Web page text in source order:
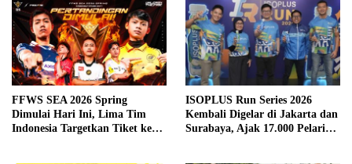
FFWS SEA 2026 Spring
Dimulai Hari Ini, Lima Tim
Indonesia Targetkan Tiket ke
ISOPLUS Run Series 2026
Kembali Digelar di Jakarta dan
Surabaya, Ajak 17.000 Pelari